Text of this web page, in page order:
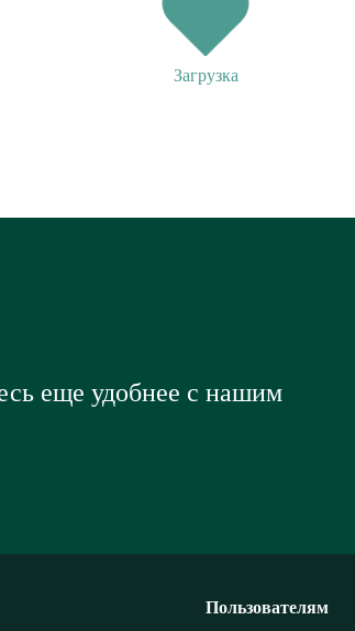
Загрузка
еще удобнее с нашим
Пользователям